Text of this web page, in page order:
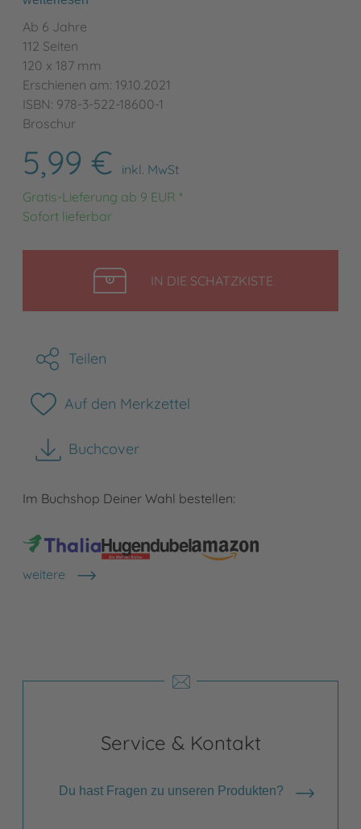
Ab 6 Jahre
112 Seiten
120 x 187 mm
Erschienen am: 19.10.2021
ISBN: 978-3-522-18600-1
Broschur
5,99 €
inkl. MwSt
Gratis-Lieferung ab 9 EUR *
Sofort lieferbar
IN DIE SCHATZKISTELEGEN
Teilen
Auf den Merkzettel
Buchcover
herunterladen
Im Buchshop Deiner Wahl bestellen:
weitere
Shops anzeigen
Service & Kontakt
Du hast Fragen zu unseren Produkten?